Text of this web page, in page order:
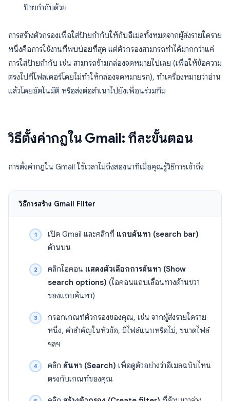
ป้ายกำกับด้วย
การสร้างตัวกรองเพื่อใส่ป้ายกำกับให้กับอีเมลทั้งหมดจากผู้ส่งรายใดราย
หนึ่งคือการใช้งานที่พบบ่อยที่สุด แต่ตัวกรองสามารถทำได้มากกว่าแค่
การใส่ป้ายกำกับ เช่น สามารถข้ามกล่องจดหมายไปเลย (เพื่อให้ข้อความ
ตรงไปที่โฟลเดอร์โดยไม่ทำให้กล่องจดหมายรก), ทำเครื่องหมายว่าอ่าน
แล้วโดยอัตโนมัติ หรือส่งต่อสำเนาไปยังเพื่อนร่วมทีม
วิธีตั้งค่ากฎใน Gmail: ทีละขั้นตอน
การตั้งค่ากฎใน Gmail ใช้เวลาไม่ถึงสองนาทีเมื่อคุณรู้วิธีการเข้าถึง
วิธีการสร้าง Gmail Filter
เปิด Gmail และคลิกที่ แถบค้นหา (search bar)
ด้านบน
คลิกไอคอน แสดงตัวเลือกการค้นหา (Show
search options) (ไอคอนแถบเลื่อนทางด้านขวา
ของแถบค้นหา)
กรอกเกณฑ์ตัวกรองของคุณ, เช่น จากผู้ส่งรายใดราย
หนึ่ง, คำสำคัญในหัวข้อ, มีไฟล์แนบหรือไม่, ขนาดไฟล์
ฯลฯ
คลิก ค้นหา (Search) เพื่อดูตัวอย่างว่าอีเมลฉบับไหน
ตรงกับเกณฑ์ของคุณ